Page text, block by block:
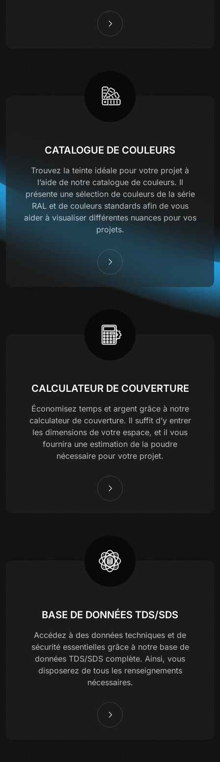
CATALOGUE DE COULEURS
Trouvez la teinte idéale pour votre projet à
l’aide de notre catalogue de couleurs. Il
présente une sélection de couleurs de la série
RAL et de couleurs standards afin de vous
aider à visualiser différentes nuances pour vos
projets.
CALCULATEUR DE COUVERTURE
Économisez temps et argent grâce à notre
calculateur de couverture. Il suffit d’y entrer
les dimensions de votre espace, et il vous
fournira une estimation de la poudre
nécessaire pour votre projet.
BASE DE DONNÉES TDS/SDS
Accédez à des données techniques et de
sécurité essentielles grâce à notre base de
données TDS/SDS complète. Ainsi, vous
disposerez de tous les renseignements
nécessaires.